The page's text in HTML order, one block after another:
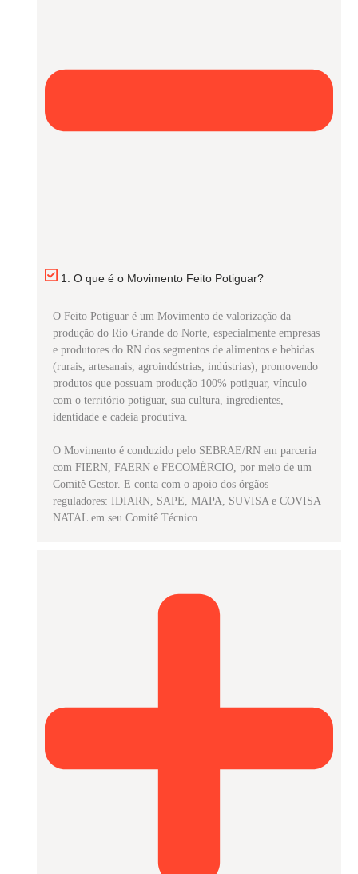
1. O que é o Movimento Feito Potiguar?
O Feito Potiguar é um Movimento de valorização da
produção do Rio Grande do Norte, especialmente empresas
e produtores do RN dos segmentos de alimentos e bebidas
(rurais, artesanais, agroindústrias, indústrias), promovendo
produtos que possuam produção 100% potiguar, vínculo
com o território potiguar, sua cultura, ingredientes,
identidade e cadeia produtiva.
O Movimento é conduzido pelo SEBRAE/RN em parceria
com FIERN, FAERN e FECOMÉRCIO, por meio de um
Comitê Gestor. E conta com o apoio dos órgãos
reguladores: IDIARN, SAPE, MAPA, SUVISA e COVISA
NATAL em seu Comitê Técnico.